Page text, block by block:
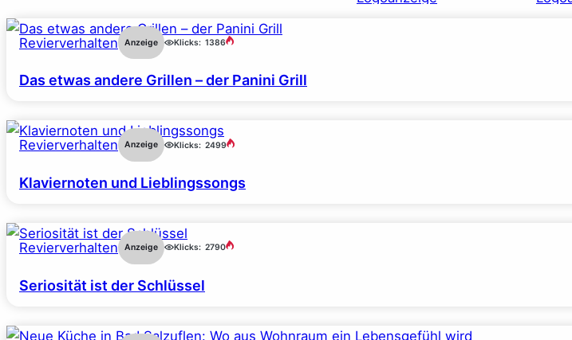
Revierverhalten Anzeige Klicks: 1386
Das etwas andere Grillen – der Panini Grill
Revierverhalten Anzeige Klicks: 2499
Klaviernoten und Lieblingssongs
Revierverhalten Anzeige Klicks: 2790
Seriosität ist der Schlüssel